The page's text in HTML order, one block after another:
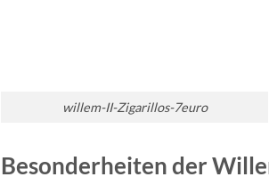
willem-II-Zigarillos-7euro
Besonderheiten der